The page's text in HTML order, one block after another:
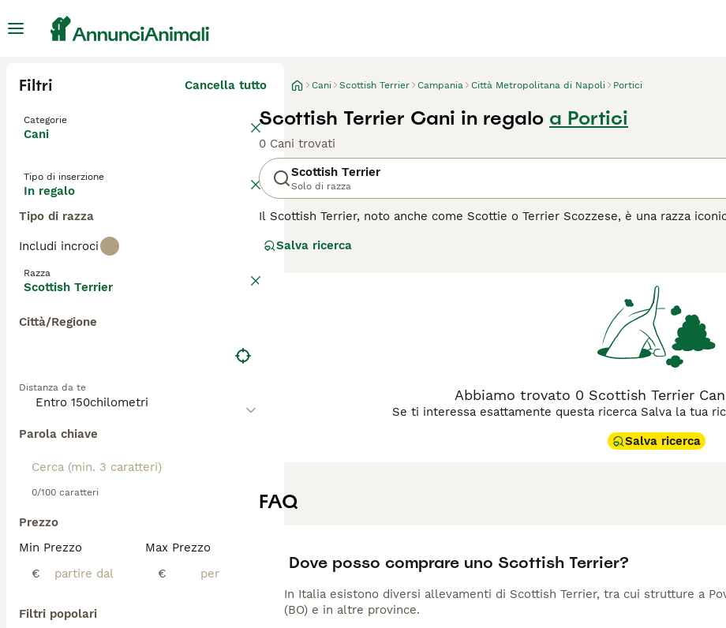
Filtri Cancella tutto
Categorie
Cani
Tipo di inserzione
In regalo
Tipo di razza
Includi incroci
Razza
Scottish Terrier
Città/Regione
Distanza da te
Parola chiave
0/100 caratteri
Prezzo
Min Prezzo
€
Max Prezzo
€
Filtri popolari
Cani Scottish Terrier Campania Città Metropolitana di Napoli Portici
Scottish Terrier Cani in regalo a Portici
0 Cani trovati
Scottish Terrier
Solo di razza
Il Scottish Terrier, noto anche come Scottie o Terrier Scozzese, è una razza
carattere fiero. Nonostante le dimensioni compatte, il Scottie è un cane da
regolare toelettatura per mantenere il suo aspetto caratteristico e si adatta
fisica. Ideale per chi cerca un compagno dal forte carattere e dall'aspetto
Per scoprire se il Scottish Terrier è il cane giusto per te, leggi la guida
Salva ricerca
Abbiamo trovato 0 Scottish Terrier
Se ti interessa esattamente questa ricerca Salva la tua
Salva ricerca
FAQ
Dove posso comprare uno Scottish Terrier?
In Italia esistono diversi allevamenti di Scottish Terrier, tra cui strutture a
(BO) e in altre province.